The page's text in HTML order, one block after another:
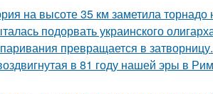
на высоте 35 км заметила торнадо
подорвать украинского
превращается в затворницу.
в 81 году нашей эры в